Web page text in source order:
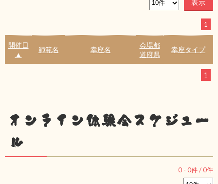
1
開催日
▲
師範名 幸座名
会場都
道府県
幸座タイプ
1
オンライン体験会スケジュー
ル
0 - 0件 /0件